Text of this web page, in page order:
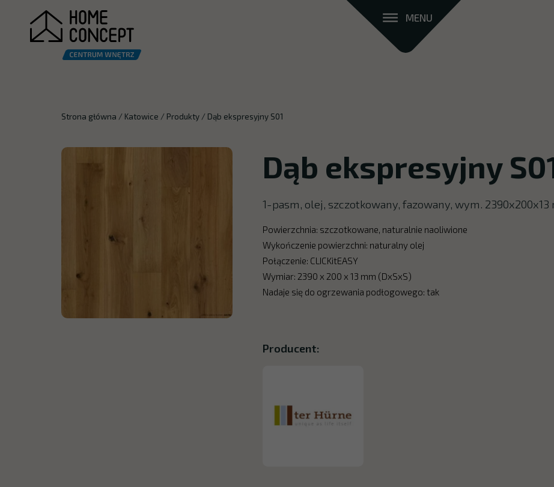
MENU
Strona główna / Katowice /Produkty / Dąb ekspresyjny S01
Dąb ekspresyjny
1-pasm, olej, szczotkowany, fazowany, wym. 2390x200x13
Powierzchnia: szczotkowane, naturalnie naoliwione
Wykończenie powierzchni: naturalny olej
Połączenie: CLICKitEASY
Wymiar: 2390 x 200 x 13 mm (DxSxS)
Nadaje się do ogrzewania podłogowego: tak
Producent: